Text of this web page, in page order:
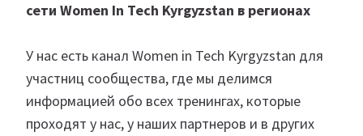
сети Women In Tech Kyrgyzstan в регионах
У нас есть канал Women in Tech Kyrgyzstan для
участниц сообщества, где мы делимся
информацией обо всех тренингах, которые
проходят у нас, у наших партнеров и в других